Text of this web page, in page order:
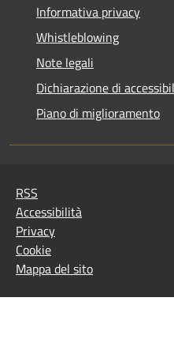
Informativa privacy
Whistleblowing
Note legali
Dichiarazione di
Piano di miglioramento
RSS
Accessibilità
Privacy
Cookie
Mappa del sito